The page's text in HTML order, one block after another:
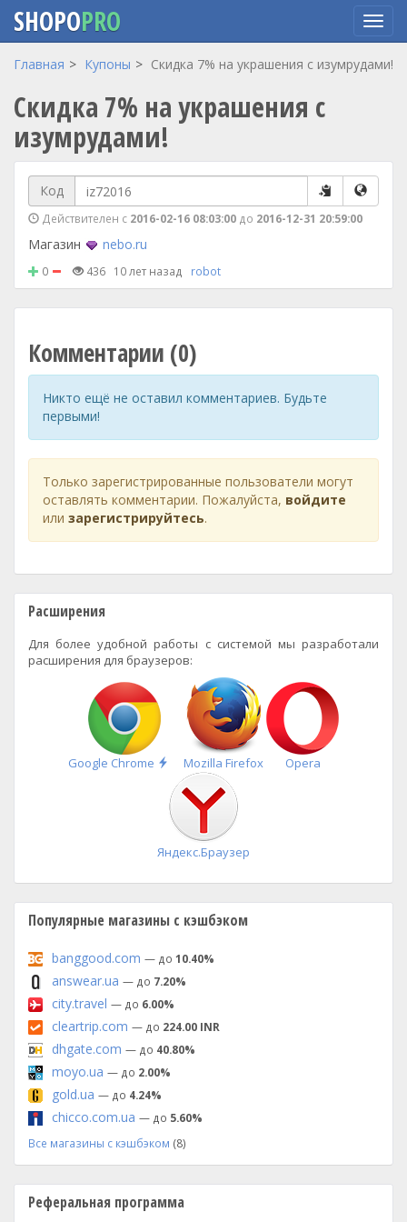
Перейти
основному
содержанию
SHOPOPRO
Главная Купоны Скидка 7% на украшения с изумрудами!
Скидка 7% на украшения с
изумрудами!
Код
Действителен с 2016-02-16 08:03:00 до 2016-12-31 20:59:00
Магазин nebo.ru
0 436 10 лет назад robot
Комментарии (0)
Никто ещё не оставил комментариев. Будьте
первыми!
Только зарегистрированные пользователи могут
оставлять комментарии. Пожалуйста, войдите
или зарегистрируйтесь.
Расширения
Для более удобной работы с системой мы разработали
расширения для браузеров:
Google Chrome
Быстрая
установка
Mozilla Firefox Opera
Яндекс.Браузер
Популярные магазины с кэшбэком
banggood.com — до 10.40%
answear.ua — до 7.20%
city.travel — до 6.00%
cleartrip.com — до 224.00 INR
dhgate.com — до 40.80%
moyo.ua — до 2.00%
gold.ua — до 4.24%
chicco.com.ua — до 5.60%
Все магазины с кэшбэком (8)
Реферальная программа